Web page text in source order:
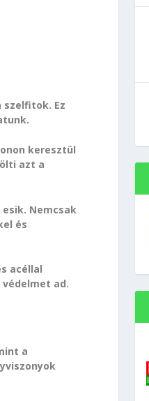
Ez
keresztül
azt a
Nemcsak
és
acéllal
ad.
a